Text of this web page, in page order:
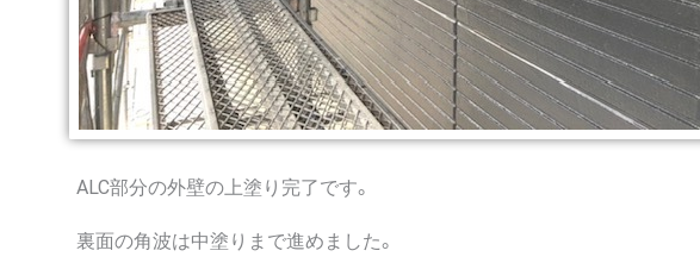
ALC部分の外壁の上塗り完了です。
裏面の角波は中塗りまで進めました。